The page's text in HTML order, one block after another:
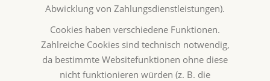
Abwicklung von Zahlungsdienstleistungen).
Cookies haben verschiedene Funktionen.
Zahlreiche Cookies sind technisch notwendig,
da bestimmte Websitefunktionen ohne diese
nicht funktionieren würden (z. B. die